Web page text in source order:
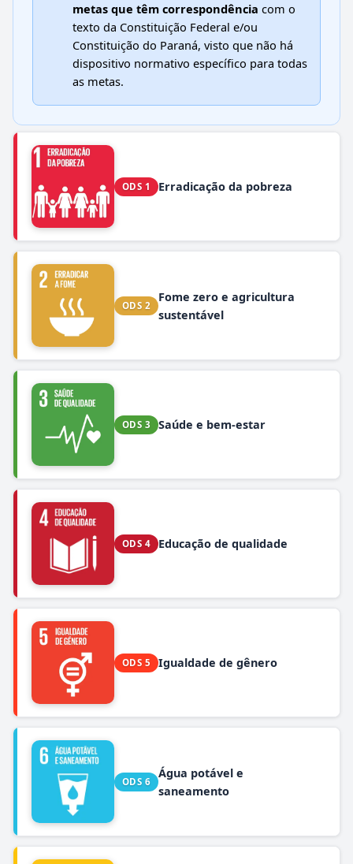
metas que têm correspondência com o
texto da Constituição Federal e/ou
Constituição do Paraná, visto que não há
dispositivo normativo específico para todas
as metas.
ODS 1 Erradicação da pobreza
ODS 2
Fome zero e agricultura
sustentável
ODS 3 Saúde e bem-estar
ODS 4 Educação de qualidade
ODS 5 Igualdade de gênero
ODS 6
Água potável e
saneamento